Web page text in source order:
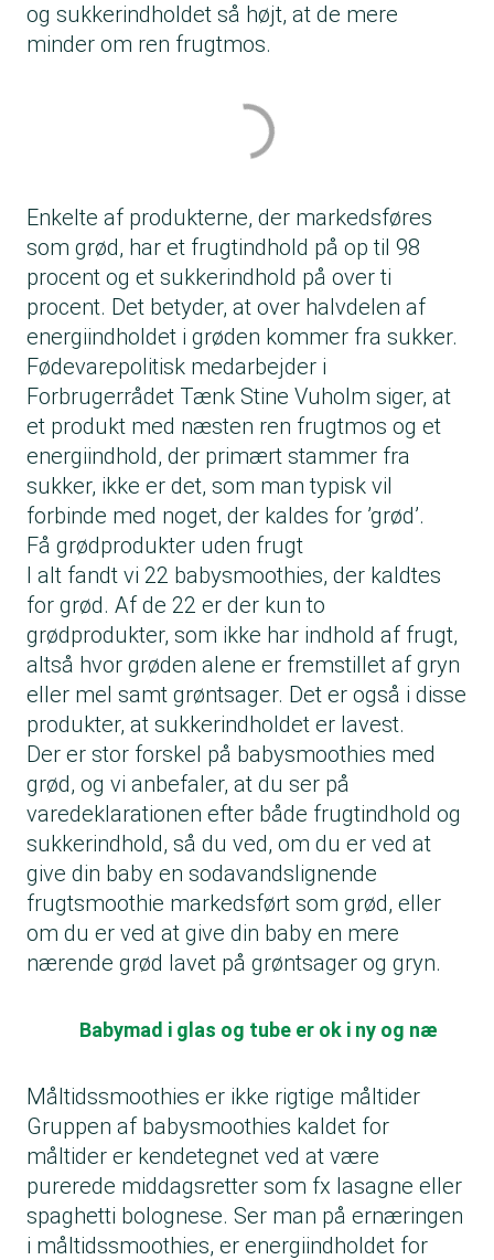
og sukkerindholdet så højt, at de mere
minder om ren frugtmos.
Enkelte af produkterne, der markedsføres
som grød, har et frugtindhold på op til 98
procent og et sukkerindhold på over ti
procent. Det betyder, at over halvdelen af
energiindholdet i grøden kommer fra sukker.
Fødevarepolitisk medarbejder i
Forbrugerrådet Tænk Stine Vuholm siger, at
et produkt med næsten ren frugtmos og et
energiindhold, der primært stammer fra
sukker, ikke er det, som man typisk vil
forbinde med noget, der kaldes for ’grød’.
Få grødprodukter uden frugt
I alt fandt vi 22 babysmoothies, der kaldtes
for grød. Af de 22 er der kun to
grødprodukter, som ikke har indhold af frugt,
altså hvor grøden alene er fremstillet af gryn
eller mel samt grøntsager. Det er også i disse
produkter, at sukkerindholdet er lavest.
Der er stor forskel på babysmoothies med
grød, og vi anbefaler, at du ser på
varedeklarationen efter både frugtindhold og
sukkerindhold, så du ved, om du er ved at
give din baby en sodavandslignende
frugtsmoothie markedsført som grød, eller
om du er ved at give din baby en mere
nærende grød lavet på grøntsager og gryn.
Babymad i glas og tube er ok i ny og næ
Måltidssmoothies er ikke rigtige måltider
Gruppen af babysmoothies kaldet for
måltider er kendetegnet ved at være
purerede middagsretter som fx lasagne eller
spaghetti bolognese. Ser man på ernæringen
i måltidssmoothies, er energiindholdet for